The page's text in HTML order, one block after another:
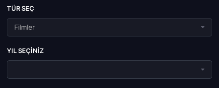
TÜR SEÇ
Filmler
YIL SEÇINIZ